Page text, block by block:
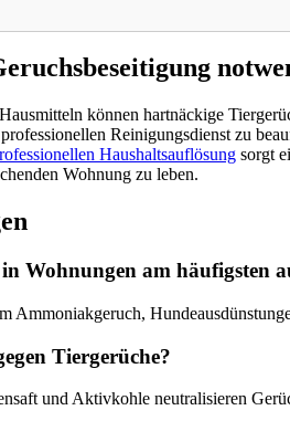
können hartnäckige
Reinigungsdienst zu
Haushaltsauflösung sorgt
Wohnung zu leben.
Wohnungen am häufigsten
Ammoniakgeruch,
Tiergerüche?
und Aktivkohle neutralisieren